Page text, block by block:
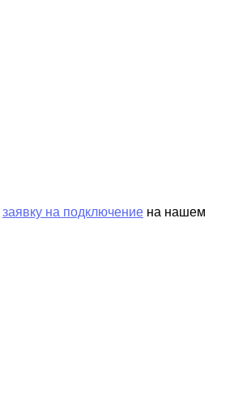
заявку на подключение на нашем